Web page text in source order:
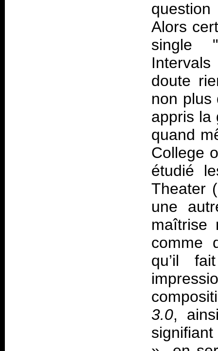
Alors
single
doute
non plus
appris la
quand
College
étudié
Theater
une
maîtrise
comme
qu’il
3.0,